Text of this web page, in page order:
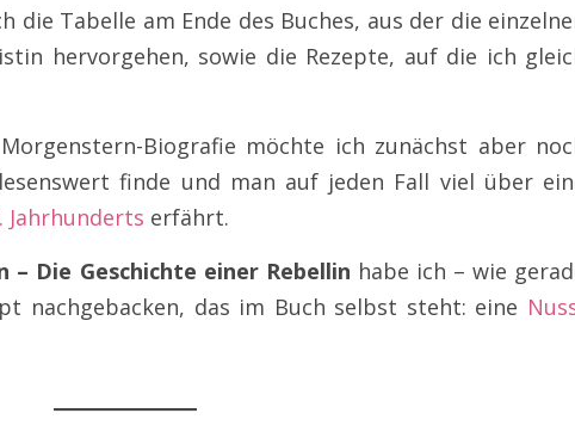
die Tabelle am Ende des Buches, aus der die
hervorgehen, sowie die Rezepte, auf die ich
Biografie möchte ich zunächst aber
finde und man auf jeden Fall viel über
Jahrhunderts erfährt.
– Die Geschichte einer Rebellin habe ich – wie
nachgebacken, das im Buch selbst steht: eine